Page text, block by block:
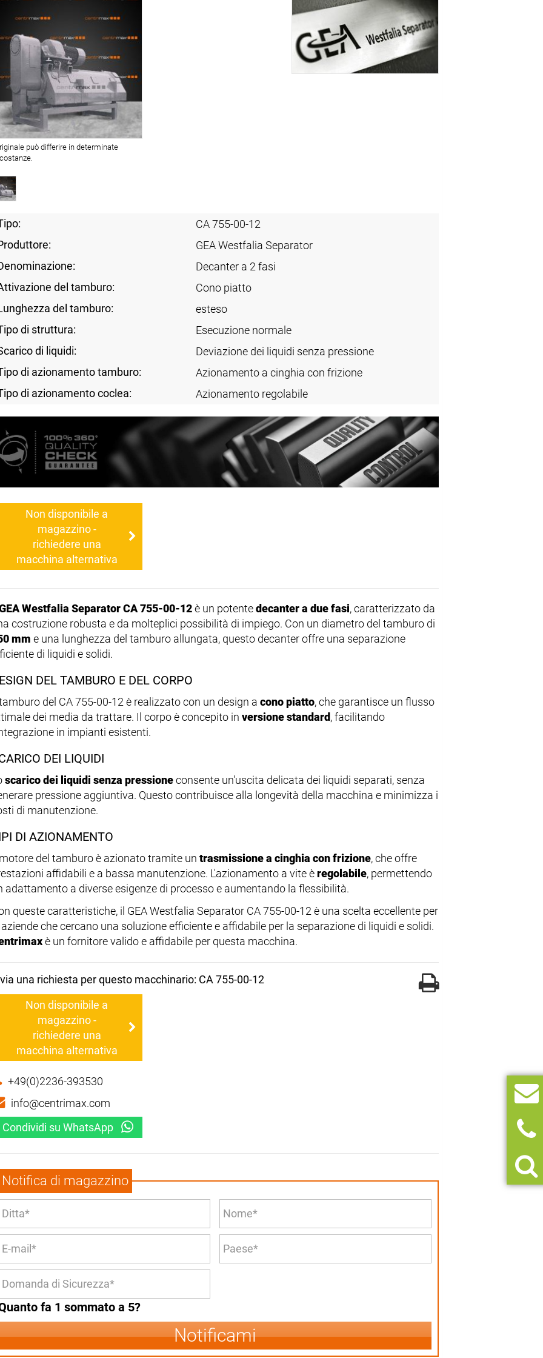
può differire in determinate
CA 755-00-12
GEA Westfalia Separator
Decanter a 2 fasi
del tamburo:
Cono piatto
del tamburo:
esteso
di struttura:
Esecuzione normale
di liquidi:
Deviazione dei liquidi senza pressione
di azionamento tamburo:
Azionamento a cinghia con frizione
di azionamento coclea:
Azionamento regolabile
Non disponibile a
magazzino -
richiedere una
macchina alternativa
Westfalia Separator CA 755-00-12è un potentedecanter a due fasi, caratterizzato da
costruzione robusta e da molteplici possibilità di impiego. Con un diametro del tamburo di
mm e una lunghezza del tamburo allungata, questo decanter offre una separazione
di liquidi e solidi.
DEL TAMBURO E DEL CORPO
del CA 755-00-12 è realizzato con un design a cono piatto, che garantisce un flusso
dei media da trattare. Il corpo è concepito in versione standard, facilitando
in impianti esistenti.
DEI LIQUIDI
scarico dei liquidi senza pressioneconsente un'uscita delicata dei liquidi separati, senza
pressione aggiuntiva. Questo contribuisce alla longevità della macchina e minimizza i
di manutenzione.
DI AZIONAMENTO
del tamburo è azionato tramite un trasmissione a cinghia con frizione, che offre
affidabili e a bassa manutenzione. L'azionamento a vite èregolabile, permettendo
adattamento a diverse esigenze di processo e aumentando la flessibilità.
queste caratteristiche, il GEA Westfalia Separator CA 755-00-12 è una scelta eccellente per
aziende che cercano una soluzione efficiente e affidabile per la separazione di liquidi e solidi.
è un fornitore valido e affidabile per questa macchina.
una richiesta per questo macchinario: CA 755-00-12
Non disponibile a
magazzino -
richiedere una
macchina alternativa
+49(0)2236-393530
info@centrimax.com
Condividi su WhatsApp
Notifica di magazzino
fa 1 sommato a 5?
Notificami